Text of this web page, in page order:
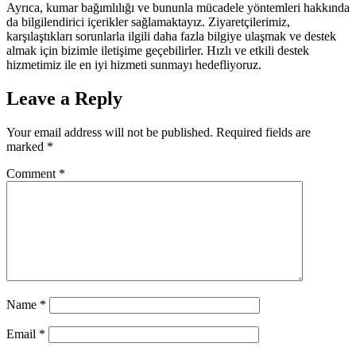
Ayrıca, kumar bağımlılığı ve bununla mücadele yöntemleri hakkında
da bilgilendirici içerikler sağlamaktayız. Ziyaretçilerimiz,
karşılaştıkları sorunlarla ilgili daha fazla bilgiye ulaşmak ve destek
almak için bizimle iletişime geçebilirler. Hızlı ve etkili destek
hizmetimiz ile en iyi hizmeti sunmayı hedefliyoruz.
Leave a Reply
Your email address will not be published. Required fields are
marked *
Comment *
Name *
Email *